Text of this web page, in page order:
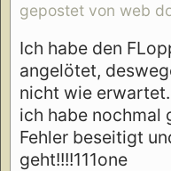
gepostet von web
Ich habe den
angelötet,
nicht wie erwartet.
ich habe nochmal
Fehler beseitigt
geht!!!!111one